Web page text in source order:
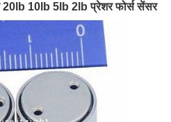
20lb 10lb 5lb 2lb प्रेशर फोर्स सेंसर